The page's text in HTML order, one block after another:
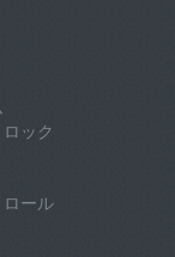
ック
ール